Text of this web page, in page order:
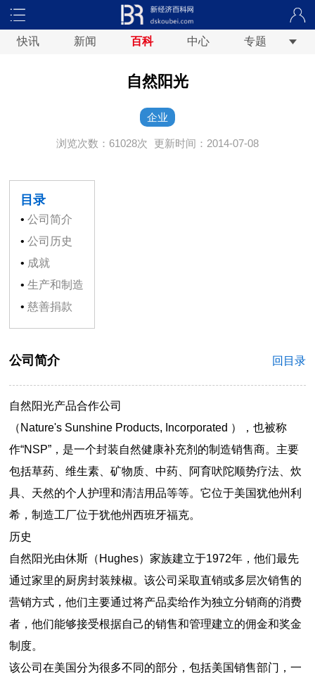
快讯 新闻 百科 中心 专题
自然阳光
企业
浏览次数：61028次 更新时间：2014-07-08
目录
•公司简介
•公司历史
• 成就
•生产和制造
•慈善捐款
公司简介 回目录
自然阳光产品合作公司
（Nature's Sunshine Products, Incorporated ），也被称
作“NSP”，是一个封装自然健康补充剂的制造销售商。主要
包括草药、维生素、矿物质、中药、阿育吠陀顺势疗法、炊
具、天然的个人护理和清洁用品等等。它位于美国犹他州利
希，制造工厂位于犹他州西班牙福克。
历史
自然阳光由休斯（Hughes）家族建立于1972年，他们最先
通过家里的厨房封装辣椒。该公司采取直销或多层次销售的
营销方式，他们主要通过将产品卖给作为独立分销商的消费
者，他们能够接受根据自己的销售和管理建立的佣金和奖金
制度。
该公司在美国分为很多不同的部分，包括美国销售部门，一